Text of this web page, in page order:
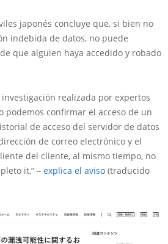
japonés concluye que, si bien no
indebida de datos, no puede
que alguien haya accedido y robado
realizada por expertos
podemos confirmar el acceso de un
de acceso del servidor de datos
de correo electrónico y el
del cliente, al mismo tiempo, no
it,” – explica el aviso (traducido